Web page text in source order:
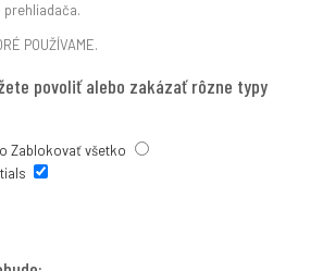
POUŽÍVAME.
povoliť alebo zakázať rôzne typy
Zablokovať všetko